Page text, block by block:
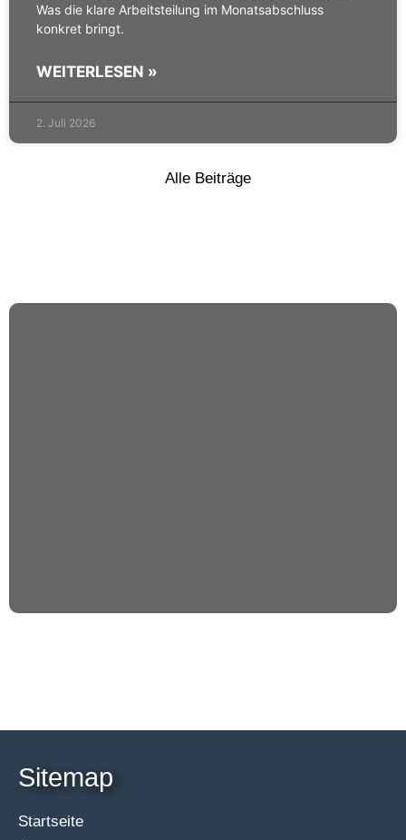
Was die klare Arbeitsteilung im Monatsabschluss
konkret bringt.
WEITERLESEN »
2. Juli 2026
Alle Beiträge
Sitemap
Startseite